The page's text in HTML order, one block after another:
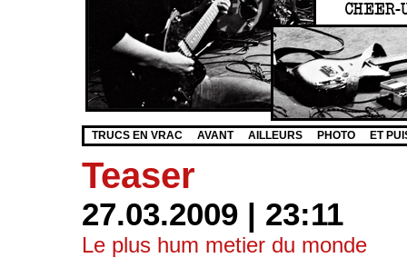
TRUCS EN VRAC AVANT AILLEURS PHOTO ET
Teaser
27.03.2009 | 23:11
Le plus hum metier du monde